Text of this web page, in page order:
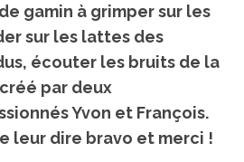
gamin à grimper sur les
sur les lattes des
écouter les bruits de la
par deux
Yvon et François.
leur dire bravo et merci !